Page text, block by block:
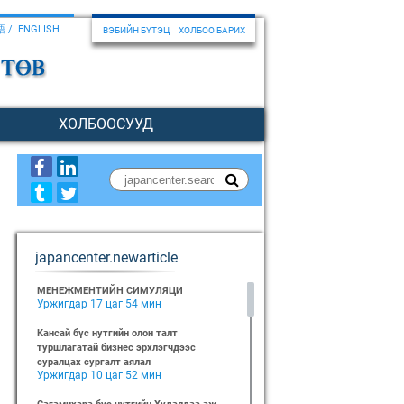
ВЭБИЙН БҮТЭЦ ХОЛБОО БАРИХ
ENGLISH
ХОЛБООСУУД
japancenter.newarticle
МЕНЕЖМЕНТИЙН СИМУЛЯЦИ
Уржигдар 17 цаг 54 мин
Кансай бүс нутгийн олон талт
туршлагатай бизнес эрхлэгчдээс
суралцах сургалт аялал
Уржигдар 10 цаг 52 мин